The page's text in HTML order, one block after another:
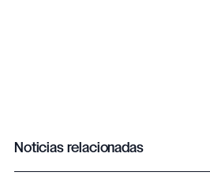
Noticias relacionadas